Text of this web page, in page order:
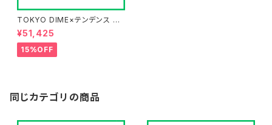
TOKYO DIME×テンデンス オ
リジナルウォッチ第2弾
¥51,425
15%OFF
同じカテゴリの商品